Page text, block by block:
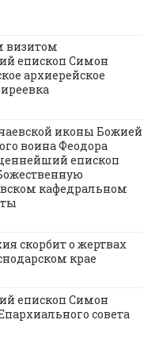
визитом
епископ Симон
архиерейское
иконы Божией
воина Феодора
епископ
кафедральном
скорбит о жертвах
крае
епископ Симон
совета